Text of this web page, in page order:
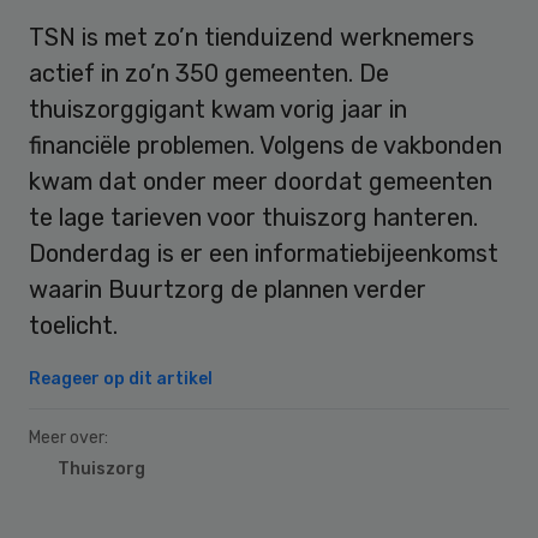
TSN is met zo’n tienduizend werknemers
actief in zo’n 350 gemeenten. De
thuiszorggigant kwam vorig jaar in
financiële problemen. Volgens de vakbonden
kwam dat onder meer doordat gemeenten
te lage tarieven voor thuiszorg hanteren.
Donderdag is er een informatiebijeenkomst
waarin Buurtzorg de plannen verder
toelicht.
Reageer op dit artikel
Meer over:
Thuiszorg